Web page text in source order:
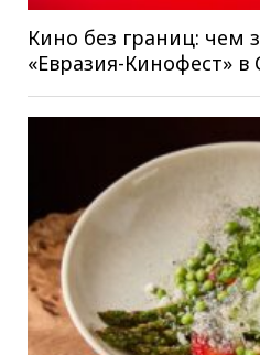
Кино без границ: чем
«Евразия-Кинофест» в